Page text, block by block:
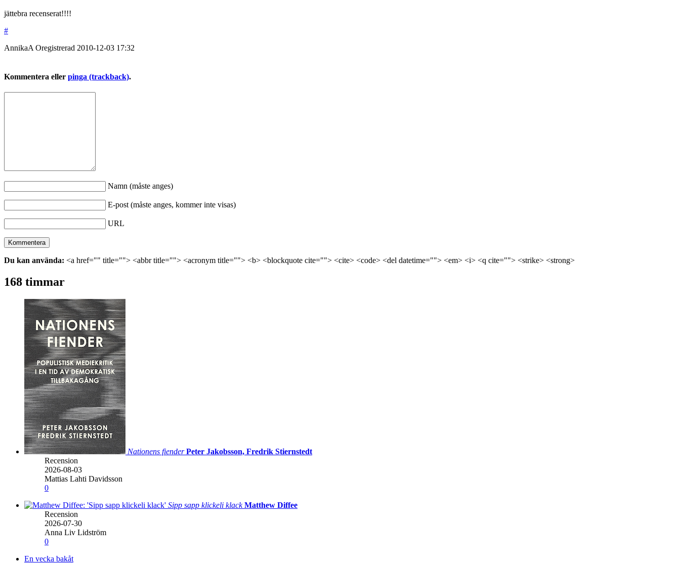
jättebra recenserat!!!!
#
AnnikaA Oregistrerad 2010-12-03 17:32
Kommentera eller pinga (trackback).
Namn (måste anges)
E-post (måste anges, kommer inte visas)
URL
Du kan använda: <a href="" title=""> <abbr title=""> <acronym title=""> <b> <blockquote cite=""> <cite> <code> <del datetime=""> <em> <i> <q cite=""> <strike> <strong>
168 timmar
Nationens fiender Peter Jakobsson, Fredrik Stiernstedt
Recension
2026-08-03
Mattias Lahti Davidsson
0
Sipp sapp klickeli klack Matthew Diffee
Recension
2026-07-30
Anna Liv Lidström
0
En vecka bakåt